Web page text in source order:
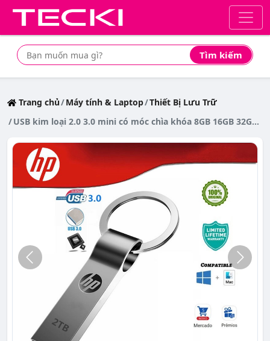
Tìm kiếm
Tìm mua sản phẩm giá rẻ nhất
Trang chủ Máy tính & Laptop Thiết Bị Lưu Trữ
USB kim loại 2.0 3.0 mini có móc chìa khóa 8GB 16GB 32GB 64GB 128GB 128GB lưu trữ 2TB 1TB